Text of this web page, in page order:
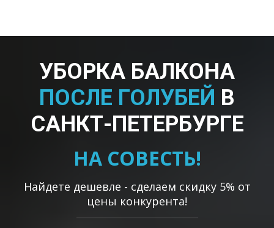
УБОРКА БАЛКОНА
ПОСЛЕ ГОЛУБЕЙ В
САНКТ-ПЕТЕРБУРГЕ
НА СОВЕСТЬ!
Найдете дешевле - сделаем скидку 5% от
цены конкурента!